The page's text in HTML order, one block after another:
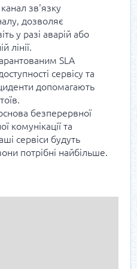
зв'язку
дозволяє
у разі аварій або
лінії.
SLA
сервісу та
допомагають
безперервної
комунікації та
сервіси будуть
потрібні найбільше.